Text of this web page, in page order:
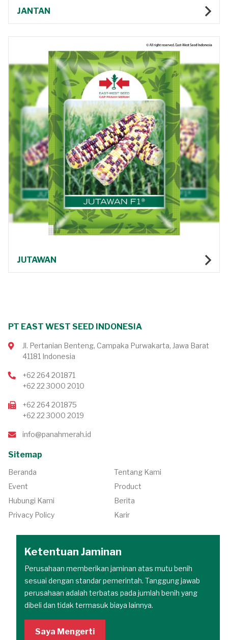
JANTAN
JUTAWAN
Ketentuan Jaminan
Perusahaan memberikan jaminan atas mutu benih
sesuai dengan standar pemerintah. Tanggung jawab
perusahaan adalah terbatas pada jumlah benih yang
dibeli dan tidak termasuk biaya lainnya.
Saya Mengerti
PT EAST WEST SEED INDONESIA
Jl. Pertanian Benteng, Campaka Purwakarta, Jawa Barat
41181 Indonesia
+62 264 201871
+62 22 3000 2010
+62 264 201875
+62 22 3000 2019
info@panahmerah.id
Sitemap
Beranda
Tentang Kami
Event
Product
Hubungi Kami
Berita
Privacy Policy
Karir